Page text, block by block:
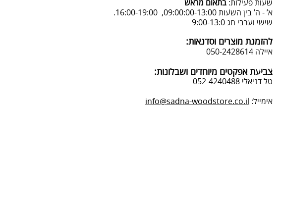
שעות פעילות: בתאום מראש
א’ - ה’ בין השעות 09:00:00-13:00, 16:00-19:00.
שישי וערבי חג 9:00-13:0
להזמנת מוצרים וסדנאות:
איילה 050-2428614
צביעת אפקטים מיוחדים ושבלונות:
טל דניאלי 052-4240488
אימייל: info@sadna-woodstore.co.il